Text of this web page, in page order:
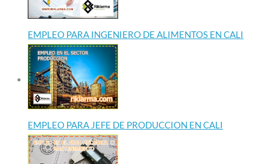
EMPLEO PARA INGENIERO DE ALIMENTOS EN CALI
EMPLEO PARA JEFE DE PRODUCCION EN CALI